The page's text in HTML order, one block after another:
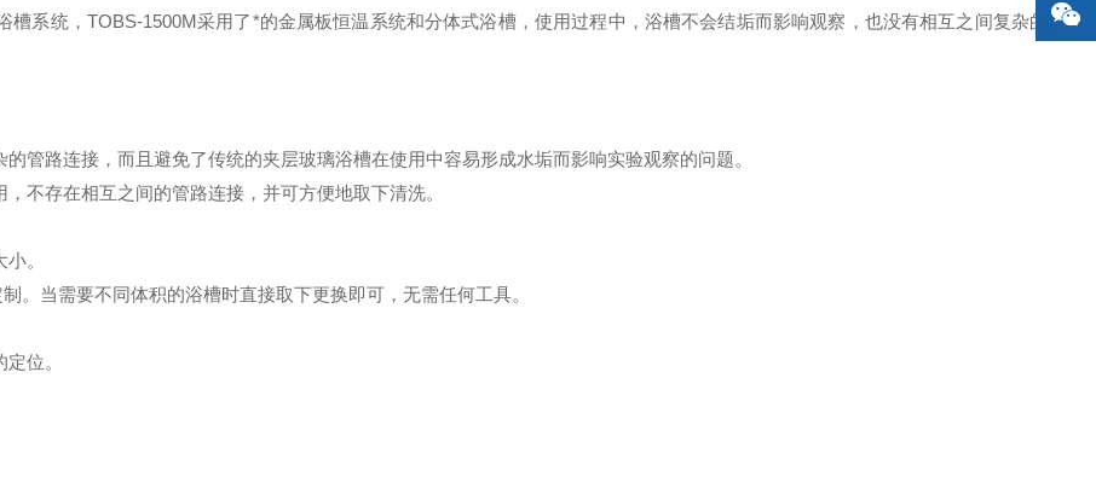
槽系统，TOBS-1500M采用了*的金属板恒温系统和分体式浴槽，使用过程中，浴槽不会结垢而影响观察，也没有相互之间复杂的
管路连接，而且避免了传统的夹层玻璃浴槽在使用中容易形成水垢而影响实验观察的问题。
不存在相互之间的管路连接，并可方便地取下清洗。
。
。当需要不同体积的浴槽时直接取下更换即可，无需任何工具。
位。